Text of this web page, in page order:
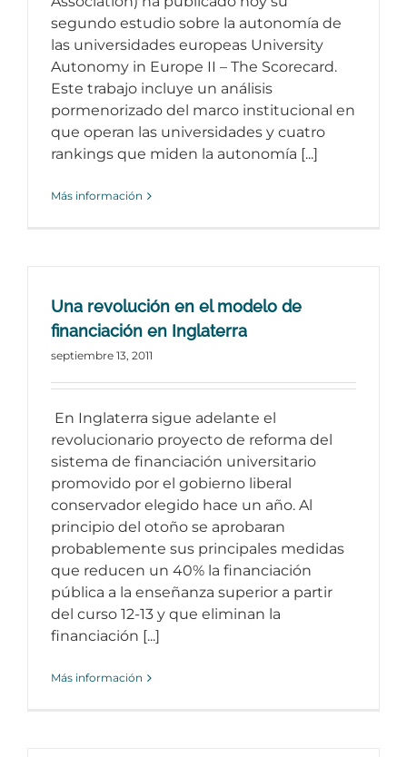
segundo estudio sobre la autonomía de
las universidades europeas University
Autonomy in Europe II – The Scorecard.
Este trabajo incluye un análisis
pormenorizado del marco institucional en
que operan las universidades y cuatro
rankings que miden la autonomía [...]
Más información
Una revolución en el modelo de
financiación en Inglaterra
septiembre 13, 2011
En Inglaterra sigue adelante el
revolucionario proyecto de reforma del
sistema de financiación universitario
promovido por el gobierno liberal
conservador elegido hace un año. Al
principio del otoño se aprobaran
probablemente sus principales medidas
que reducen un 40% la financiación
pública a la enseñanza superior a partir
del curso 12-13 y que eliminan la
financiación [...]
Más información